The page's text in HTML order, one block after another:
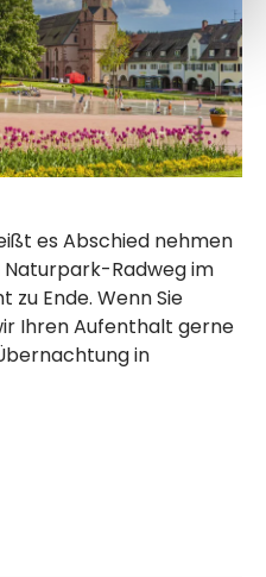
es Abschied nehmen
Radweg im
Ende. Wenn Sie
Ihren Aufenthalt gerne
in